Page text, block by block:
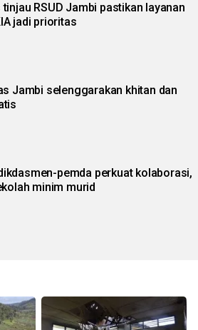
tinjau RSUD Jambi pastikan layanan
jadi prioritas
Jambi selenggarakan khitan dan
pemda perkuat kolaborasi,
minim murid